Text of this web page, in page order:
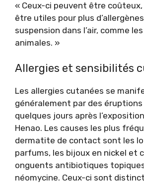
« Ceux-ci peuvent être
être utiles pour plus
suspension dans l’air, comme
animales. »
Allergies et sensibilités
Les allergies cutanées se
généralement par des
quelques jours après
Henao. Les causes les plus
dermatite de contact sont les
parfums, les bijoux en nickel et
onguents antibiotiques
néomycine. Ceux-ci sont